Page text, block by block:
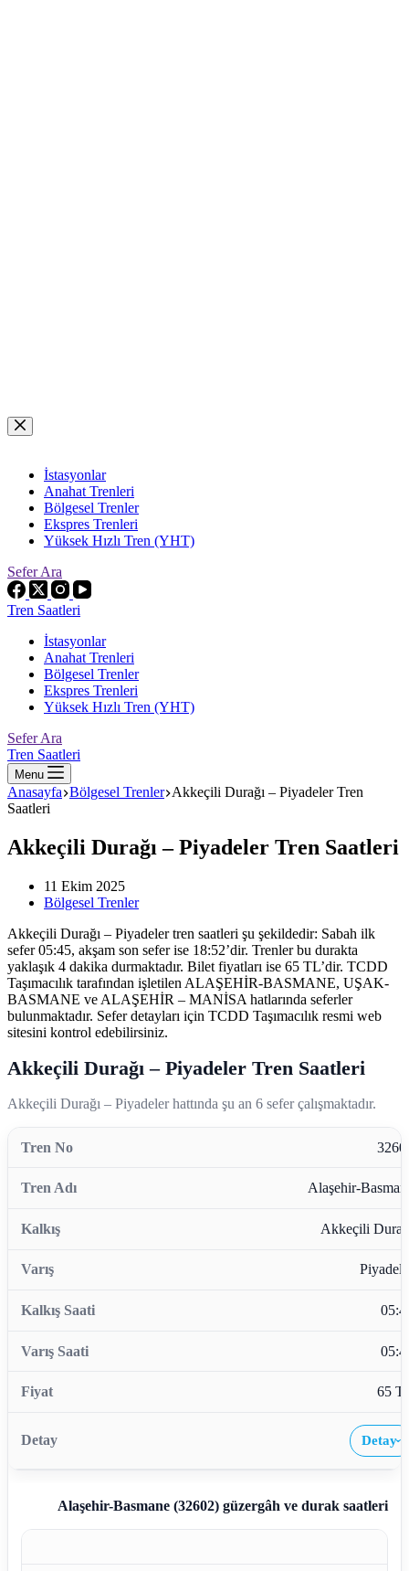
Skip
to
İstasyonlar
Anahat Trenleri
Bölgesel Trenler
Ekspres Trenleri
Yüksek Hızlı Tren (YHT)
Sefer Ara
Tren Saatleri
İstasyonlar
Anahat Trenleri
Bölgesel Trenler
Ekspres Trenleri
Yüksek Hızlı Tren (YHT)
Sefer Ara
Tren Saatleri
Menu
Anasayfa Bölgesel Trenler Akkeçili Durağı – Piyadeler Tren
Saatleri
Akkeçili Durağı – Piyadeler Tren Saatleri
11 Ekim 2025
Bölgesel Trenler
Akkeçili Durağı – Piyadeler tren saatleri şu şekildedir: Sabah ilk
sefer 05:45, akşam son sefer ise 18:52’dir. Trenler bu durakta
yaklaşık 4 dakika durmaktadır. Bilet fiyatları ise 65 TL’dir. TCDD
Taşımacılık tarafından işletilen ALAŞEHİR-BASMANE, UŞAK-
BASMANE ve ALAŞEHİR – MANİSA hatlarında seferler
bulunmaktadır. Sefer detayları için TCDD Taşımacılık resmi web
sitesini kontrol edebilirsiniz.
Akkeçili Durağı – Piyadeler Tren Saatleri
Akkeçili Durağı – Piyadeler hattında şu an 6 sefer çalışmaktadır.
Alaşehir-
Akkeçili
65
Detay›
Alaşehir-Basmane (32602)güzergâh ve durak saatleri